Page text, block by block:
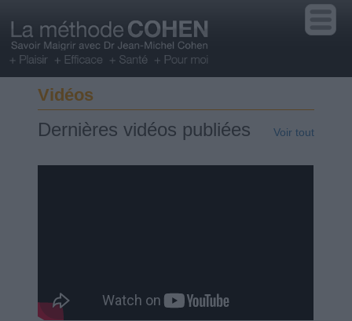
Vidéos
Dernières vidéos publiées Voir tout